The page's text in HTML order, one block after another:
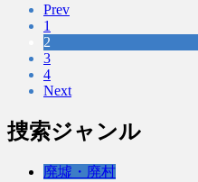
Prev
1
2
3
4
Next
捜索ジャンル
廃墟・廃村